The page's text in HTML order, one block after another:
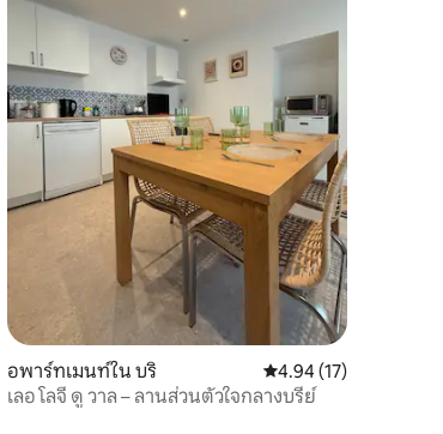
5.0 จาก 5, 8 รีวิว
อพาร์ทเมนท์ใน บริ คะแนนเฉลี่ย 4.94 จาก
4.94 (17)
เลอ โลจี ดู วาล – ลานส่วนตัวใจกลางบรีย์